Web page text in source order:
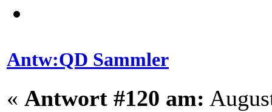
Antw:QD Sammler
« Antwort #120 am: